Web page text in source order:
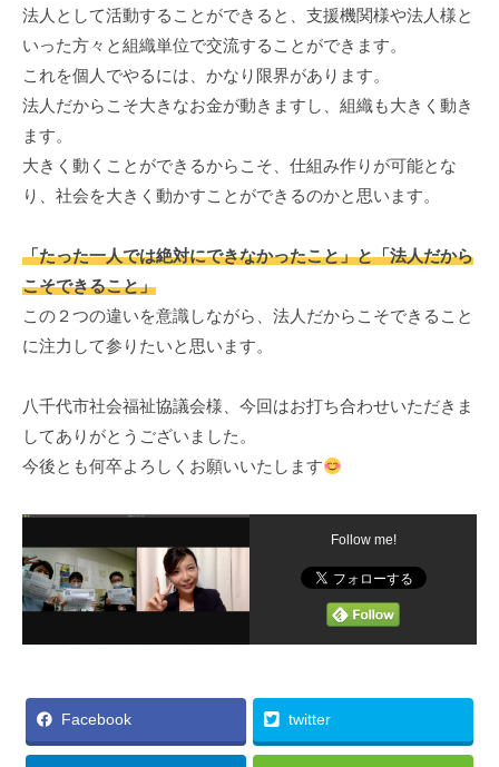
法人として活動することができると、支援機関様や法人様と
いった方々と組織単位で交流することができます。
これを個人でやるには、かなり限界があります。
法人だからこそ大きなお金が動きますし、組織も大きく動き
ます。
大きく動くことができるからこそ、仕組み作りが可能とな
り、社会を大きく動かすことができるのかと思います。
「たった一人では絶対にできなかったこと」と「法人だから
こそできること」
この２つの違いを意識しながら、法人だからこそできること
に注力して参りたいと思います。
八千代市社会福祉協議会様、今回はお打ち合わせいただきま
してありがとうございました。
今後とも何卒よろしくお願いいたします
Follow me!
Facebook twitter